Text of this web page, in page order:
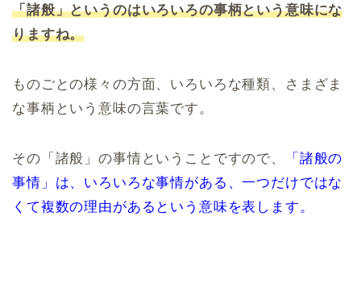
「諸般」というのはいろいろの事柄という意味にな
りますね。
ものごとの様々の方面、いろいろな種類、さまざま
な事柄という意味の言葉です。
その「諸般」の事情ということですので、
「諸般の
事情」は、いろいろな事情がある、一つだけではな
くて複数の理由があるという意味を表します。